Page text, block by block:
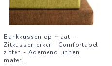
Bankkussen op maat -
Zitkussen erker - Comfortabel
zitten - Ademend linnen
mater...